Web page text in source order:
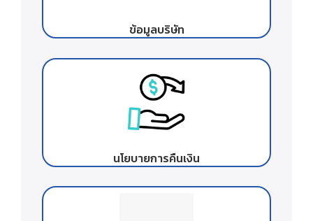
ข้อมูลบริษัท
นโยบายการคืนเงิน